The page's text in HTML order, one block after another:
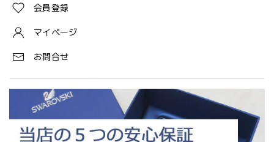
会員登録
マイページ
お問合せ